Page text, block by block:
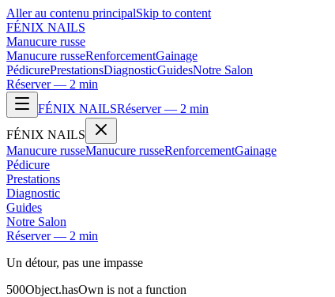
Aller au contenu principalSkip to content
FÉNIX NAILS
Manucure russe
Manucure russeRenforcementGainage
PédicurePrestationsDiagnosticGuidesNotre Salon
Réserver — 2 min
FÉNIX NAILSRéserver — 2 min
FÉNIX NAILS
Manucure russeManucure russeRenforcementGainage
Pédicure
Prestations
Diagnostic
Guides
Notre Salon
Réserver — 2 min
Un détour, pas une impasse
500Object.hasOwn is not a function